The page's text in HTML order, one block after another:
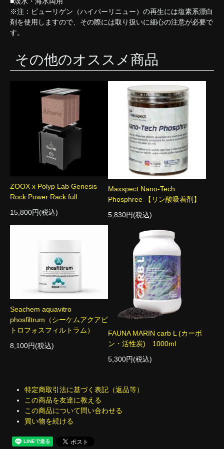
※注：ピューリゲン（ハイパーリニュー）の再生には塩素系漂白
剤を使用しますので、その際には取り扱いに細心の注意が必要で
す。
その他のオススメ商品
ZOOX x Polyp Lab Genesis
Rock Power Rack full
15,800円(税込)
Maxspect Nano-Tech
Phosphree 【リン酸吸着剤】
5,830円(税込)
Seachem aquavitro
phosfiltrum（シーケムアクアビ
トロフォスフィルトラム）
8,100円(税込)
FAUNA MARIN carb L (カーボ
ン・活性炭) 1000ml
5,300円(税込)
特定商取引法に基づく表記（返品等）
この商品を友達に教える
この商品について問い合わせる
買い物を続ける